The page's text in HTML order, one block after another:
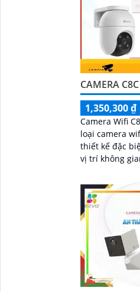
CAMERA
1,350,300 ₫
Camera Wifi
loại camera
thiết kế đặc
vị trí không gian rộng.
dùng quan
gian một